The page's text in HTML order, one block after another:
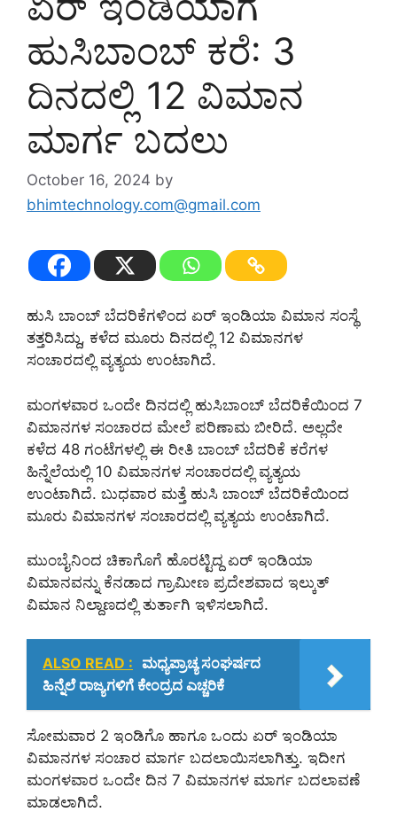
ಹುಸಿಬಾಂಬ್ ಕರೆ: 3
ದಿನದಲ್ಲಿ 12 ವಿಮಾನ
ಮಾರ್ಗ ಬದಲು
October 16, 2024 by
bhimtechnology.com@gmail.com
ಹುಸಿ ಬಾಂಬ್ ಬೆದರಿಕೆಗಳಿಂದ ಏರ್ ಇಂಡಿಯಾ ವಿಮಾನ ಸಂಸ್ಥೆ
ತತ್ತರಿಸಿದ್ದು, ಕಳೆದ ಮೂರು ದಿನದಲ್ಲಿ 12 ವಿಮಾನಗಳ
ಸಂಚಾರದಲ್ಲಿ ವ್ಯತ್ಯಯ ಉಂಟಾಗಿದೆ.
ಮಂಗಳವಾರ ಒಂದೇ ದಿನದಲ್ಲಿ ಹುಸಿಬಾಂಬ್ ಬೆದರಿಕೆಯಿಂದ 7
ವಿಮಾನಗಳ ಸಂಚಾರದ ಮೇಲೆ ಪರಿಣಾಮ ಬೀರಿದೆ. ಅಲ್ಲದೇ
ಕಳೆದ 48 ಗಂಟೆಗಳಲ್ಲಿ ಈ ರೀತಿ ಬಾಂಬ್ ಬೆದರಿಕೆ ಕರೆಗಳ
ಹಿನ್ನೆಲೆಯಲ್ಲಿ 10 ವಿಮಾನಗಳ ಸಂಚಾರದಲ್ಲಿ ವ್ಯತ್ಯಯ
ಉಂಟಾಗಿದೆ. ಬುಧವಾರ ಮತ್ತೆ ಹುಸಿ ಬಾಂಬ್ ಬೆದರಿಕೆಯಿಂದ
ಮೂರು ವಿಮಾನಗಳ ಸಂಚಾರದಲ್ಲಿ ವ್ಯತ್ಯಯ ಉಂಟಾಗಿದೆ.
ಮುಂಬೈನಿಂದ ಚಿಕಾಗೊಗೆ ಹೊರಟ್ಟಿದ್ದ ಏರ್ ಇಂಡಿಯಾ
ವಿಮಾನವನ್ನು ಕೆನಡಾದ ಗ್ರಾಮೀಣ ಪ್ರದೇಶವಾದ ಇಲ್ಕುತ್
ವಿಮಾನ ನಿಲ್ದಾಣದಲ್ಲಿ ತುರ್ತಾಗಿ ಇಳಿಸಲಾಗಿದೆ.
ALSO READ : ಮಧ್ಯಪ್ರಾಚ್ಯ ಸಂಘರ್ಷದ
ಹಿನ್ನೆಲೆ ರಾಜ್ಯಗಳಿಗೆ ಕೇಂದ್ರದ ಎಚ್ಚರಿಕೆ
ಸೋಮವಾರ 2 ಇಂಡಿಗೊ ಹಾಗೂ ಒಂದು ಏರ್ ಇಂಡಿಯಾ
ವಿಮಾನಗಳ ಸಂಚಾರ ಮಾರ್ಗ ಬದಲಾಯಿಸಲಾಗಿತ್ತು. ಇದೀಗ
ಮಂಗಳವಾರ ಒಂದೇ ದಿನ 7 ವಿಮಾನಗಳ ಮಾರ್ಗ ಬದಲಾವಣೆ
ಮಾಡಲಾಗಿದೆ.